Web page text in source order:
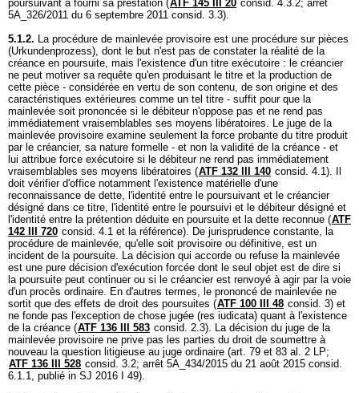
poursuivant a fourni sa prestation (ATF 145 III 20 consid. 4.3.2; arrêt
5A_326/2011 du 6 septembre 2011 consid. 3.3).
5.1.2. La procédure de mainlevée provisoire est une procédure sur pièces
(Urkundenprozess), dont le but n'est pas de constater la réalité de la
créance en poursuite, mais l'existence d'un titre exécutoire : le créancier
ne peut motiver sa requête qu'en produisant le titre et la production de
cette pièce - considérée en vertu de son contenu, de son origine et des
caractéristiques extérieures comme un tel titre - suffit pour que la
mainlevée soit prononcée si le débiteur n'oppose pas et ne rend pas
immédiatement vraisemblables ses moyens libératoires. Le juge de la
mainlevée provisoire examine seulement la force probante du titre produit
par le créancier, sa nature formelle - et non la validité de la créance - et
lui attribue force exécutoire si le débiteur ne rend pas immédiatement
vraisemblables ses moyens libératoires (ATF 132 III 140 consid. 4.1). Il
doit vérifier d'office notamment l'existence matérielle d'une
reconnaissance de dette, l'identité entre le poursuivant et le créancier
désigné dans ce titre, l'identité entre le poursuivi et le débiteur désigné et
l'identité entre la prétention déduite en poursuite et la dette reconnue (ATF
142 III 720 consid. 4.1 et la référence). De jurisprudence constante, la
procédure de mainlevée, qu'elle soit provisoire ou définitive, est un
incident de la poursuite. La décision qui accorde ou refuse la mainlevée
est une pure décision d'exécution forcée dont le seul objet est de dire si
la poursuite peut continuer ou si le créancier est renvoyé à agir par la voie
d'un procès ordinaire. En d'autres termes, le prononcé de mainlevée ne
sortit que des effets de droit des poursuites (ATF 100 III 48 consid. 3) et
ne fonde pas l'exception de chose jugée (res iudicata) quant à l'existence
de la créance (ATF 136 III 583 consid. 2.3). La décision du juge de la
mainlevée provisoire ne prive pas les parties du droit de soumettre à
nouveau la question litigieuse au juge ordinaire (art. 79 et 83 al. 2 LP;
ATF 136 III 528 consid. 3.2; arrêt 5A_434/2015 du 21 août 2015 consid.
6.1.1, publié in SJ 2016 I 49).